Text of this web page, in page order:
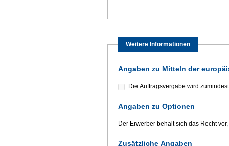
Weitere Informationen
Angaben zu Mitteln der
Die Auftragsvergabe wird
Angaben zu Optionen
Der Erwerber behält sich das Recht
Zusätzliche Angaben